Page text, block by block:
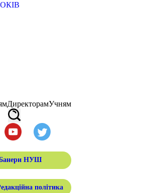
ДиректорамУчням
НУШ
політика